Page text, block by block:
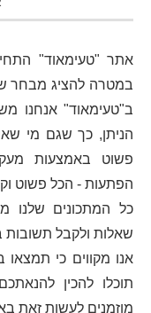
אתר "טעימאוד"
במטרה להציג מבחר
ב"טעימאוד" אנחנו
הניתן, כך שגם מי
פשוט באמצעות
הפתעות - הכל פשוט
כל המתכונים שלנו
שאלות ולקבל תשובות
אנו מקווים כי תמצאו
תוכלו להכין
מוזמנים לעשות זאת